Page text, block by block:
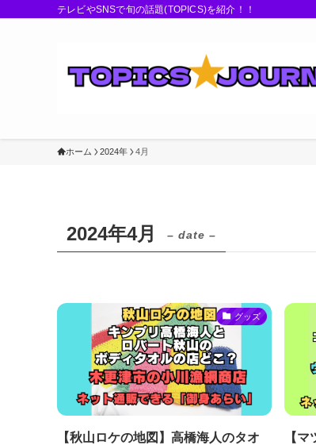
テレビやSNSで旬の話題(TOPICS)を紹介！！
ホーム 2024年 4月
2024年4月 – date –
グッズ
【秋山ロケの地図】高橋海人のタオ
【